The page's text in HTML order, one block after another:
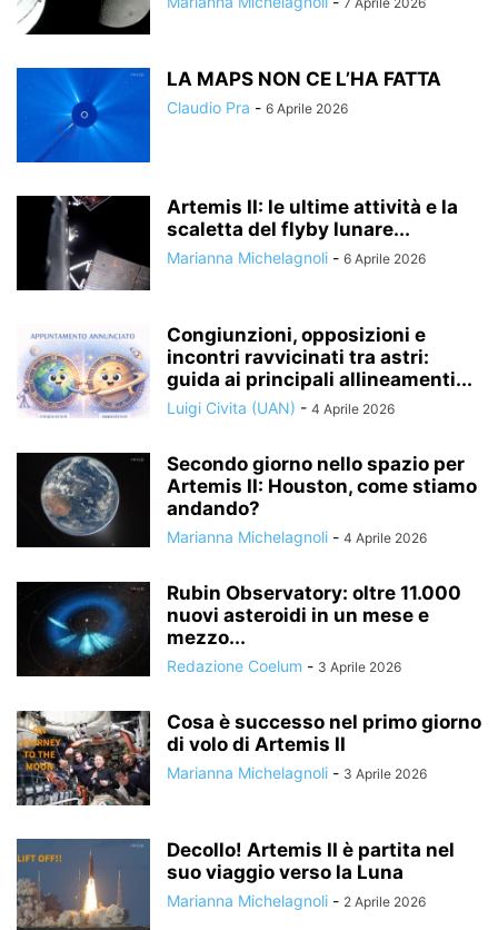
LA MAPS NON CE L’HA FATTA
Claudio Pra - 6 Aprile 2026
Artemis II: le ultime attività e la
scaletta del flyby lunare...
Marianna Michelagnoli - 6 Aprile 2026
Congiunzioni, opposizioni e
incontri ravvicinati tra astri:
guida ai principali allineamenti...
Luigi Civita (UAN) - 4 Aprile 2026
Secondo giorno nello spazio per
Artemis II: Houston, come stiamo
andando?
Marianna Michelagnoli - 4 Aprile 2026
Rubin Observatory: oltre 11.000
nuovi asteroidi in un mese e
mezzo...
Redazione Coelum - 3 Aprile 2026
Cosa è successo nel primo giorno
di volo di Artemis II
Marianna Michelagnoli - 3 Aprile 2026
Decollo! Artemis II è partita nel
suo viaggio verso la Luna
Marianna Michelagnoli - 2 Aprile 2026